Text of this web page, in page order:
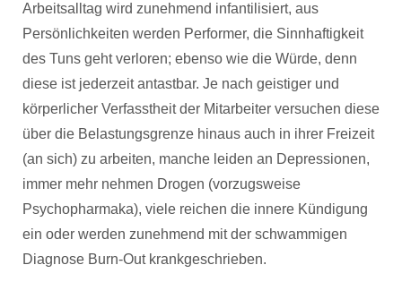
Arbeitsalltag wird zunehmend infantilisiert, aus
Persönlichkeiten werden Performer, die Sinnhaftigkeit
des Tuns geht verloren; ebenso wie die Würde, denn
diese ist jederzeit antastbar. Je nach geistiger und
körperlicher Verfasstheit der Mitarbeiter versuchen diese
über die Belastungsgrenze hinaus auch in ihrer Freizeit
(an sich) zu arbeiten, manche leiden an Depressionen,
immer mehr nehmen Drogen (vorzugsweise
Psychopharmaka), viele reichen die innere Kündigung
ein oder werden zunehmend mit der schwammigen
Diagnose Burn-Out krankgeschrieben.